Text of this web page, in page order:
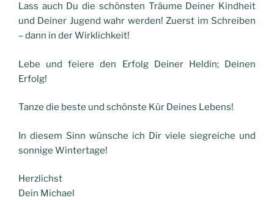
Lass auch Du die schönsten Träume Deiner Kindheit
und Deiner Jugend wahr werden! Zuerst im Schreiben
– dann in der Wirklichkeit!
Lebe und feiere den Erfolg Deiner Heldin; Deinen
Erfolg!
Tanze die beste und schönste Kür Deines Lebens!
In diesem Sinn wünsche ich Dir viele siegreiche und
sonnige Wintertage!
Herzlichst
Dein Michael